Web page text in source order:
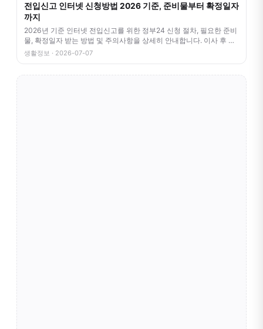
전입신고 인터넷 신청방법 2026 기준, 준비물부터 확정일자
까지
2026년 기준 인터넷 전입신고를 위한 정부24 신청 절차, 필요한 준비
물, 확정일자 받는 방법 및 주의사항을 상세히 안내합니다. 이사 후 번
거
생활정보 · 2026-07-07